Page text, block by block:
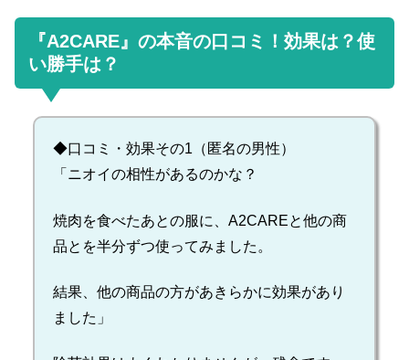
『A2CARE』の本音の口コミ！効果は？使
い勝手は？
◆口コミ・効果その1（匿名の男性）
「ニオイの相性があるのかな？
焼肉を食べたあとの服に、A2CAREと他の商
品とを半分ずつ使ってみました。
結果、他の商品の方があきらかに効果があり
ました」